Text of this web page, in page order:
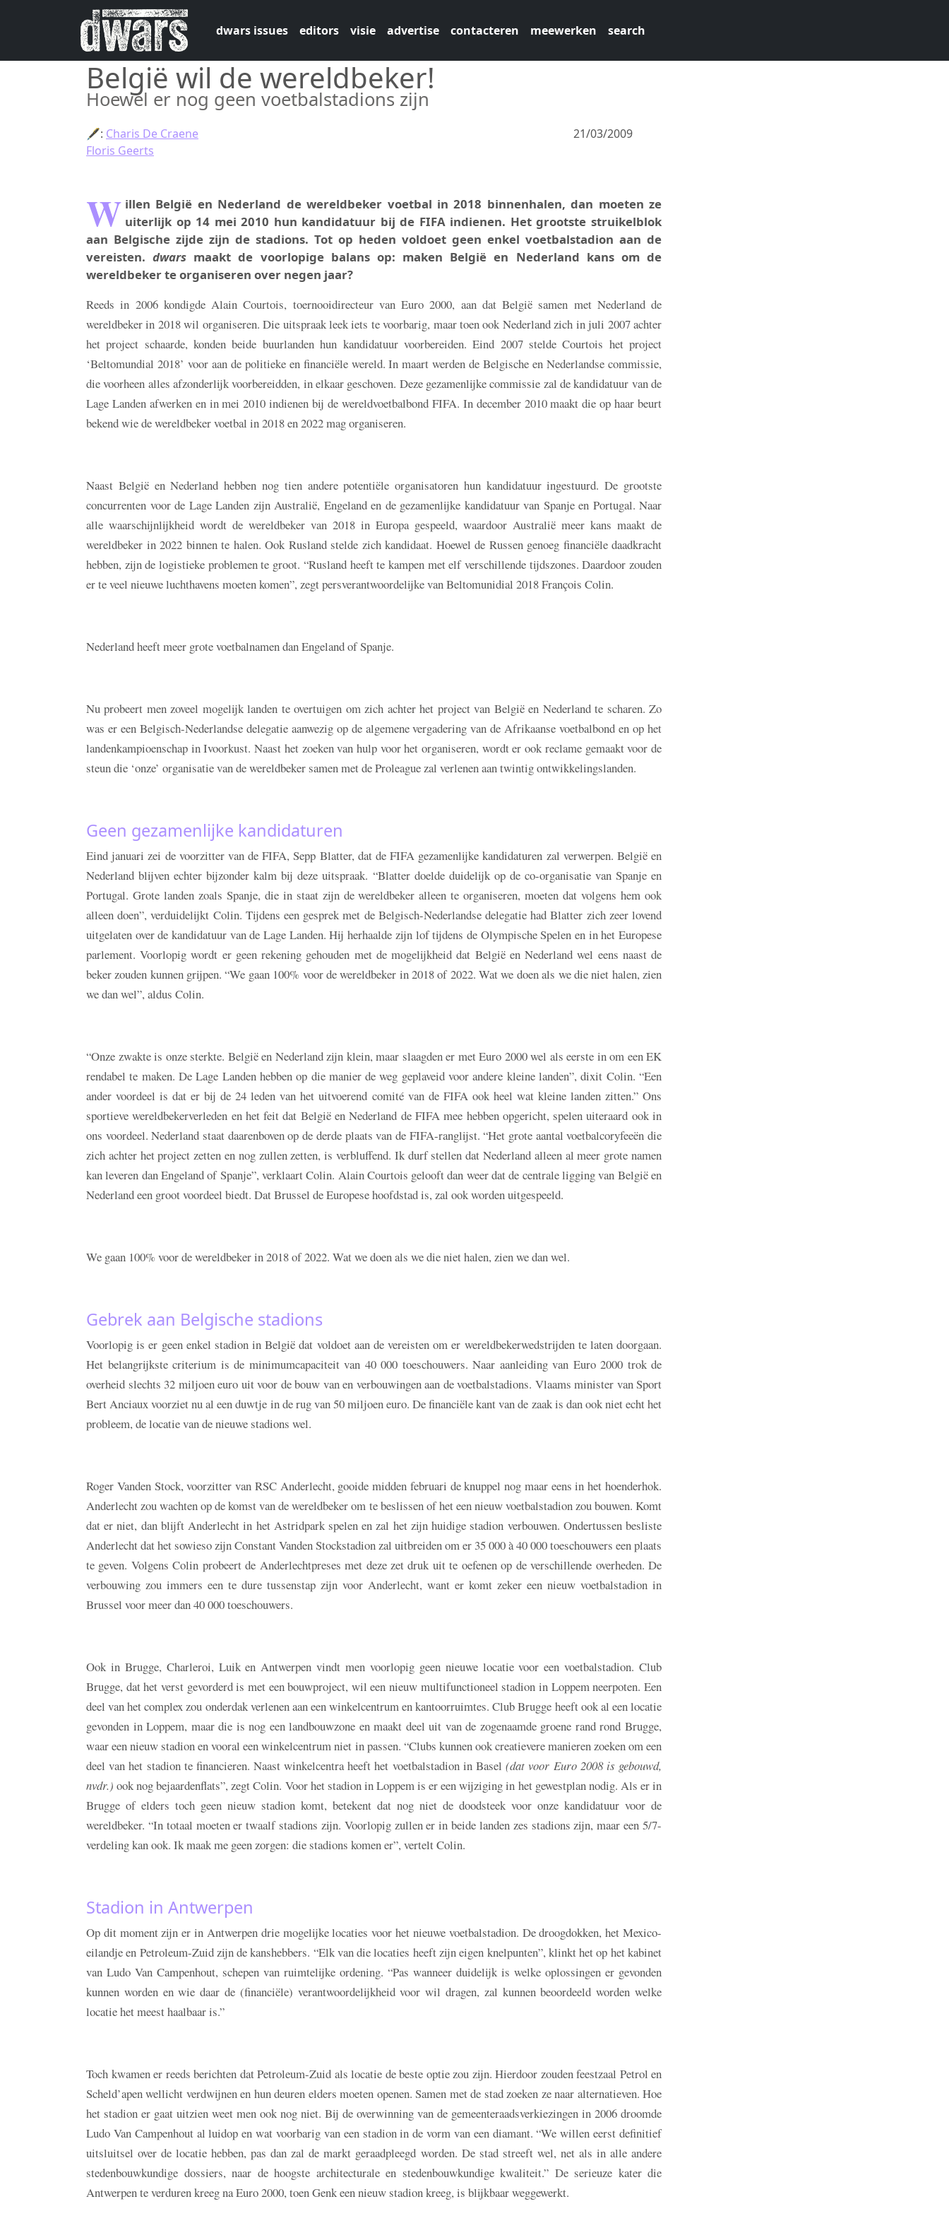
Skip to main content
dwars issues
editors visie advertise contacteren meewerken search
België wil de wereldbeker!
Hoewel er nog geen voetbalstadions zijn
21/03/2009
🖋: Charis De Craene
Floris Geerts
W illen België en Nederland de wereldbeker voetbal in 2018 binnenhalen, dan moeten ze
uiterlijk op 14 mei 2010 hun kandidatuur bij de FIFA indienen. Het grootste struikelblok
aan Belgische zijde zijn de stadions. Tot op heden voldoet geen enkel voetbalstadion aan de
vereisten.dwars maakt de voorlopige balans op: maken België en Nederland kans om de
wereldbeker te organiseren over negen jaar?
Reeds in 2006 kondigde Alain Courtois, toernooidirecteur van Euro 2000, aan dat België samen met Nederland de
wereldbeker in 2018 wil organiseren. Die uitspraak leek iets te voorbarig, maar toen ook Nederland zich in juli 2007 achter
het project schaarde, konden beide buurlanden hun kandidatuur voorbereiden. Eind 2007 stelde Courtois het project
‘Beltomundial 2018’ voor aan de politieke en financiële wereld. In maart werden de Belgische en Nederlandse commissie,
die voorheen alles afzonderlijk voorbereidden, in elkaar geschoven. Deze gezamenlijke commissie zal de kandidatuur van de
Lage Landen afwerken en in mei 2010 indienen bij de wereldvoetbalbond FIFA. In december 2010 maakt die op haar beurt
bekend wie de wereldbeker voetbal in 2018 en 2022 mag organiseren.
Naast België en Nederland hebben nog tien andere potentiële organisatoren hun kandidatuur ingestuurd. De grootste
concurrenten voor de Lage Landen zijn Australië, Engeland en de gezamenlijke kandidatuur van Spanje en Portugal. Naar
alle waarschijnlijkheid wordt de wereldbeker van 2018 in Europa gespeeld, waardoor Australië meer kans maakt de
wereldbeker in 2022 binnen te halen. Ook Rusland stelde zich kandidaat. Hoewel de Russen genoeg financiële daadkracht
hebben, zijn de logistieke problemen te groot. “Rusland heeft te kampen met elf verschillende tijdszones. Daardoor zouden
er te veel nieuwe luchthavens moeten komen”, zegt persverantwoordelijke van Beltomunidial 2018 François Colin.
Nederland heeft meer grote voetbalnamen dan Engeland of Spanje.
Nu probeert men zoveel mogelijk landen te overtuigen om zich achter het project van België en Nederland te scharen. Zo
was er een Belgisch-Nederlandse delegatie aanwezig op de algemene vergadering van de Afrikaanse voetbalbond en op het
landenkampioenschap in Ivoorkust. Naast het zoeken van hulp voor het organiseren, wordt er ook reclame gemaakt voor de
steun die ‘onze’ organisatie van de wereldbeker samen met de Proleague zal verlenen aan twintig ontwikkelingslanden.
Geen gezamenlijke kandidaturen
Eind januari zei de voorzitter van de FIFA, Sepp Blatter, dat de FIFA gezamenlijke kandidaturen zal verwerpen. België en
Nederland blijven echter bijzonder kalm bij deze uitspraak. “Blatter doelde duidelijk op de co-organisatie van Spanje en
Portugal. Grote landen zoals Spanje, die in staat zijn de wereldbeker alleen te organiseren, moeten dat volgens hem ook
alleen doen”, verduidelijkt Colin. Tijdens een gesprek met de Belgisch-Nederlandse delegatie had Blatter zich zeer lovend
uitgelaten over de kandidatuur van de Lage Landen. Hij herhaalde zijn lof tijdens de Olympische Spelen en in het Europese
parlement. Voorlopig wordt er geen rekening gehouden met de mogelijkheid dat België en Nederland wel eens naast de
beker zouden kunnen grijpen. “We gaan 100% voor de wereldbeker in 2018 of 2022. Wat we doen als we die niet halen, zien
we dan wel”, aldus Colin.
“Onze zwakte is onze sterkte. België en Nederland zijn klein, maar slaagden er met Euro 2000 wel als eerste in om een EK
rendabel te maken. De Lage Landen hebben op die manier de weg geplaveid voor andere kleine landen”, dixit Colin. “Een
ander voordeel is dat er bij de 24 leden van het uitvoerend comité van de FIFA ook heel wat kleine landen zitten.” Ons
sportieve wereldbekerverleden en het feit dat België en Nederland de FIFA mee hebben opgericht, spelen uiteraard ook in
ons voordeel. Nederland staat daarenboven op de derde plaats van de FIFA-ranglijst. “Het grote aantal voetbalcoryfeeën die
zich achter het project zetten en nog zullen zetten, is verbluffend. Ik durf stellen dat Nederland alleen al meer grote namen
kan leveren dan Engeland of Spanje”, verklaart Colin. Alain Courtois gelooft dan weer dat de centrale ligging van België en
Nederland een groot voordeel biedt. Dat Brussel de Europese hoofdstad is, zal ook worden uitgespeeld.
We gaan 100% voor de wereldbeker in 2018 of 2022. Wat we doen als we die niet halen, zien we dan wel.
Gebrek aan Belgische stadions
Voorlopig is er geen enkel stadion in België dat voldoet aan de vereisten om er wereldbekerwedstrijden te laten doorgaan.
Het belangrijkste criterium is de minimumcapaciteit van 40 000 toeschouwers. Naar aanleiding van Euro 2000 trok de
overheid slechts 32 miljoen euro uit voor de bouw van en verbouwingen aan de voetbalstadions. Vlaams minister van Sport
Bert Anciaux voorziet nu al een duwtje in de rug van 50 miljoen euro. De financiële kant van de zaak is dan ook niet echt het
probleem, de locatie van de nieuwe stadions wel.
Roger Vanden Stock, voorzitter van RSC Anderlecht, gooide midden februari de knuppel nog maar eens in het hoenderhok.
Anderlecht zou wachten op de komst van de wereldbeker om te beslissen of het een nieuw voetbalstadion zou bouwen. Komt
dat er niet, dan blijft Anderlecht in het Astridpark spelen en zal het zijn huidige stadion verbouwen. Ondertussen besliste
Anderlecht dat het sowieso zijn Constant Vanden Stockstadion zal uitbreiden om er 35 000 à 40 000 toeschouwers een plaats
te geven. Volgens Colin probeert de Anderlechtpreses met deze zet druk uit te oefenen op de verschillende overheden. De
verbouwing zou immers een te dure tussenstap zijn voor Anderlecht, want er komt zeker een nieuw voetbalstadion in
Brussel voor meer dan 40 000 toeschouwers.
Ook in Brugge, Charleroi, Luik en Antwerpen vindt men voorlopig geen nieuwe locatie voor een voetbalstadion. Club
Brugge, dat het verst gevorderd is met een bouwproject, wil een nieuw multifunctioneel stadion in Loppem neerpoten. Een
deel van het complex zou onderdak verlenen aan een winkelcentrum en kantoorruimtes. Club Brugge heeft ook al een locatie
gevonden in Loppem, maar die is nog een landbouwzone en maakt deel uit van de zogenaamde groene rand rond Brugge,
waar een nieuw stadion en vooral een winkelcentrum niet in passen. “Clubs kunnen ook creatievere manieren zoeken om een
deel van het stadion te financieren. Naast winkelcentra heeft het voetbalstadion in Basel(dat voor Euro 2008 is gebouwd,
nvdr.) ook nog bejaardenflats”, zegt Colin. Voor het stadion in Loppem is er een wijziging in het gewestplan nodig. Als er in
Brugge of elders toch geen nieuw stadion komt, betekent dat nog niet de doodsteek voor onze kandidatuur voor de
wereldbeker. “In totaal moeten er twaalf stadions zijn. Voorlopig zullen er in beide landen zes stadions zijn, maar een 5/7-
verdeling kan ook. Ik maak me geen zorgen: die stadions komen er”, vertelt Colin.
Stadion in Antwerpen
Op dit moment zijn er in Antwerpen drie mogelijke locaties voor het nieuwe voetbalstadion. De droogdokken, het Mexico-
eilandje en Petroleum-Zuid zijn de kanshebbers. “Elk van die locaties heeft zijn eigen knelpunten”, klinkt het op het kabinet
van Ludo Van Campenhout, schepen van ruimtelijke ordening. “Pas wanneer duidelijk is welke oplossingen er gevonden
kunnen worden en wie daar de (financiële) verantwoordelijkheid voor wil dragen, zal kunnen beoordeeld worden welke
locatie het meest haalbaar is.”
Toch kwamen er reeds berichten dat Petroleum-Zuid als locatie de beste optie zou zijn. Hierdoor zouden feestzaal Petrol en
Scheld’apen wellicht verdwijnen en hun deuren elders moeten openen. Samen met de stad zoeken ze naar alternatieven. Hoe
het stadion er gaat uitzien weet men ook nog niet. Bij de overwinning van de gemeenteraadsverkiezingen in 2006 droomde
Ludo Van Campenhout al luidop en wat voorbarig van een stadion in de vorm van een diamant. “We willen eerst definitief
uitsluitsel over de locatie hebben, pas dan zal de markt geraadpleegd worden. De stad streeft wel, net als in alle andere
stedenbouwkundige dossiers, naar de hoogste architecturale en stedenbouwkundige kwaliteit.” De serieuze kater die
Antwerpen te verduren kreeg na Euro 2000, toen Genk een nieuw stadion kreeg, is blijkbaar weggewerkt.